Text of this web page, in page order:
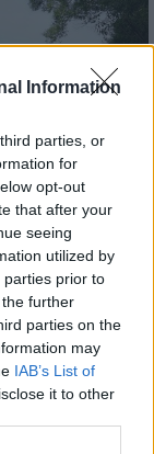
Information
parties, or
for
opt-out
that after your
seeing
utilized by
parties prior to
further
parties on the
may
IAB’s List of
it to other
hogy a